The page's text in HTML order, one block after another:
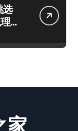
选
家